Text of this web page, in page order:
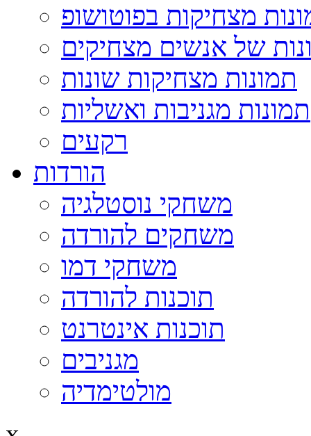
מצחיקות בפוטושופ
של אנשים מצחיקים
תמונות מצחיקות שונות
תמונות מגניבות ואשליות
רקעים
הורדות
משחקי נוסטלגיה
משחקים להורדה
משחקי דמו
תוכנות להורדה
תוכנות אינטרנט
מגניבים
מולטימדיה